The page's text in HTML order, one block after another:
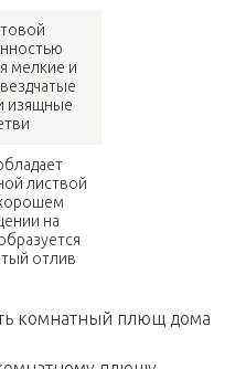
мелкие и
изящные
листвой
на
отлив
комнатный плющ дома